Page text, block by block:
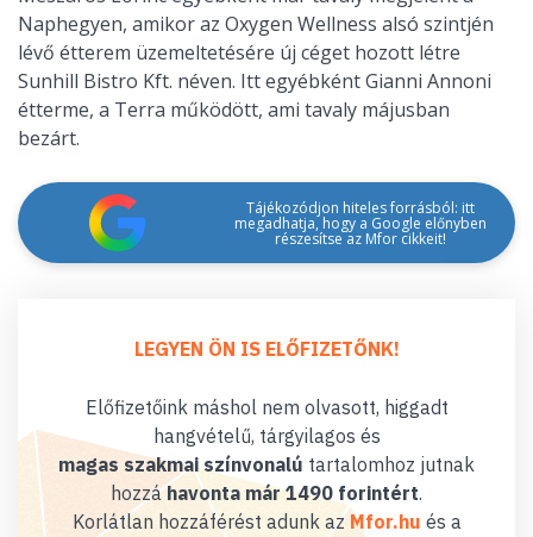
Naphegyen, amikor az Oxygen Wellness alsó szintjén
lévő étterem üzemeltetésére új céget hozott létre
Sunhill Bistro Kft. néven. Itt egyébként Gianni Annoni
étterme, a Terra működött, ami tavaly májusban
bezárt.
Tájékozódjon hiteles forrásból: itt
megadhatja, hogy a Google előnyben
részesítse az Mfor cikkeit!
LEGYEN ÖN IS ELŐFIZETŐNK!
Előfizetőink máshol nem olvasott, higgadt
hangvételű, tárgyilagos és
magas szakmai színvonalú tartalomhoz jutnak
hozzáhavonta már 1490 forintért.
Korlátlan hozzáférést adunk az Mfor.hu és a